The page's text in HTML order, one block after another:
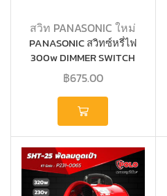
สวิท PANASONIC ใหม่
PANASONIC สวิทซ์หรี่ไฟ
300w DIMMER SWITCH
WEG57813
฿675.00